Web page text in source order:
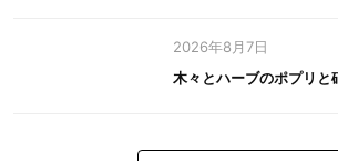
2026年8月7日
木々とハーブのポプリと